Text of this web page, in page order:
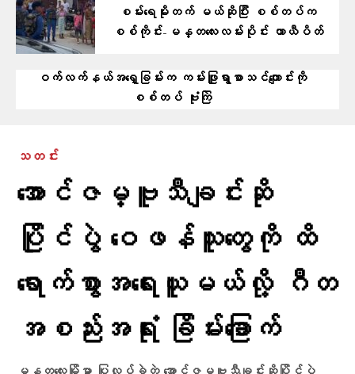
စမ်းရေမိုးတက် မယ်ဆိုပြီး စစ်တပ်က
စစ်ကိုင်း-မန္တလေးလမ်းပိုင်း ယာယီပိတ်
ဝက်လက်နယ်အရှေ့ခြမ်းက ကမ်းဖြူရွာစာသင်ကျောင်းကို
စစ်တပ် ဗုံးကြဲ
သတင်း
အောင်ဇမ္ဗူသီချင်းဆို
ပြိုင်ပွဲ ဝေဖန်သူတွေကို ထိ
ရောက်စွာအရေးယူမယ်လို့ ဂီတ
အစည်းအရုံး ခြိမ်းခြောက်